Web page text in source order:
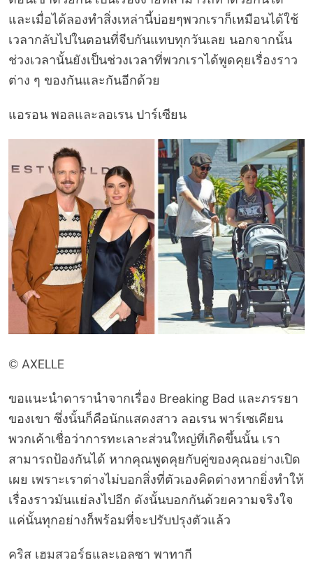
และเมื่อได้ลองทำสิ่งเหล่านี้บ่อยๆพวกเราก็เหมือนได้ใช้
เวลากลับไปในตอนที่จีบกันแทบทุกวันเลย นอกจากนั้น
ช่วงเวลานั้นยังเป็นช่วงเวลาที่พวกเราได้พูดคุยเรื่องราว
ต่าง ๆ ของกันและกันอีกด้วย
แอรอน พอลและลอเรน ปาร์เซียน
© AXELLE
ขอแนะนำดารานำจากเรื่อง Breaking Bad และภรรยา
ของเขา ซึ่งนั้นก็คือนักแสดงสาว ลอเรน พาร์เซเคียน
พวกเค้าเชื่อว่าการทะเลาะส่วนใหญ่ที่เกิดขึ้นนั้น เรา
สามารถป้องกันได้ หากคุณพูดคุยกับคู่ของคุณอย่างเปิด
เผย เพราะเราต่างไม่บอกสิ่งที่ตัวเองคิดต่างหากยิ่งทำให้
เรื่องราวมันแย่ลงไปอีก ดังนั้นบอกกันด้วยความจริงใจ
แค่นั้นทุกอย่างก็พร้อมที่จะปรับปรุงตัวแล้ว
คริส เฮมสวอร์ธและเอลซา พาทากี